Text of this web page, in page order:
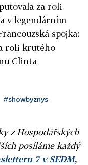
za roli
v legendárním
spojka:
roli krutého
Clinta
#showbyznys
z Hospodářských
posíláme každý
7 v SEDM,